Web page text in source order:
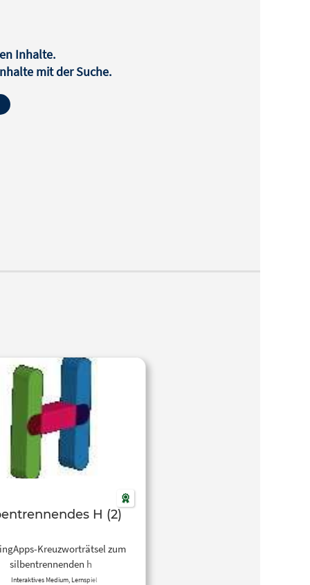
Inhalte.
mit der Suche.
H (2)
Kreuzworträtsel zum
silbentrennenden h
Interaktives Medium, Lernspiel